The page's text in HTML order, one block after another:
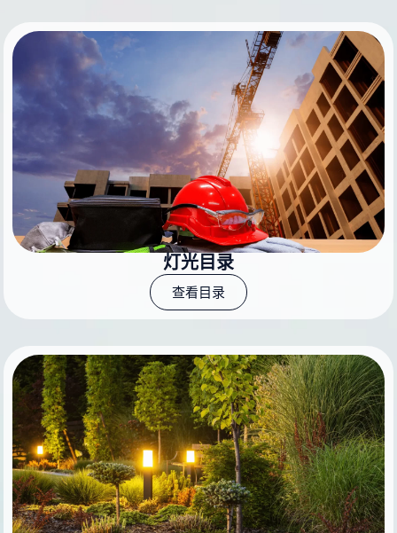
灯光目录
查看目录